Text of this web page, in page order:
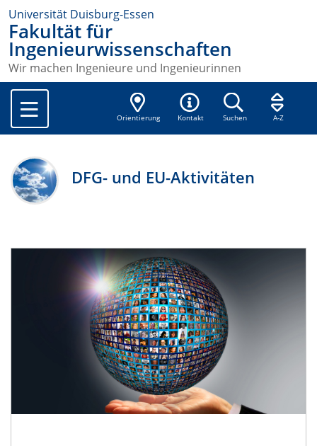
Universität Duisburg-Essen
Fakultät für
Ingenieurwissenschaften
Wir machen Ingenieure und Ingenieurinnen
Orientierung Kontakt Suchen A-Z
DFG- und EU-Aktivitäten